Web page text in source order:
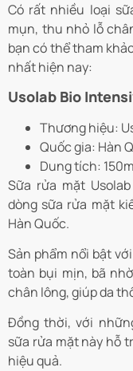
Có rất nhiều loại
mụn, thu nhỏ lỗ
bạn có thể tham
nhất hiện nay:
Usolab Bio
Thương hiệu:
Quốc gia: Hàn
Dung tích:
Sữa rửa mặt
dòng sữa rửa mặt
Hàn Quốc.
Sản phẩm nổi bật
toàn bụi mịn, bã
chân lông, giúp da
Đồng thời, với
sữa rửa mặt này hỗ
hiệu quả.